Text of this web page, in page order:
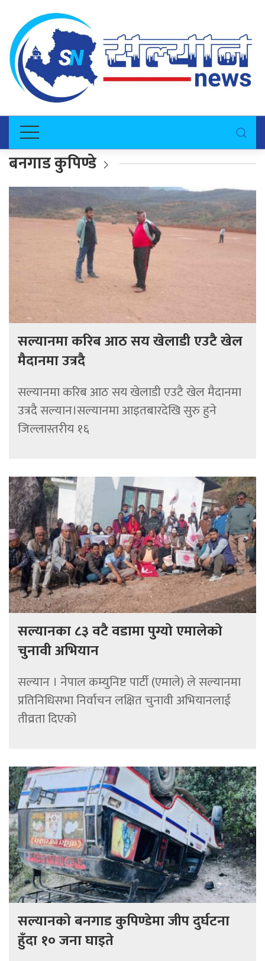
बनगाड कुपिण्डे
सल्यानमा करिब आठ सय खेलाडी एउटै खेल
मैदानमा उत्रदै
सल्यानमा करिब आठ सय खेलाडी एउटै खेल मैदानमा
उत्रदै सल्यान।सल्यानमा आइतबारदेखि सुरु हुने
जिल्लास्तरीय १६
सल्यानका ८३ वटै वडामा पुग्यो एमालेको
चुनावी अभियान
सल्यान‌‌ । नेपाल कम्युनिष्ट पार्टी (एमाले) ले सल्यानमा
प्रतिनिधिसभा निर्वाचन लक्षित चुनावी अभियानलाई
तीव्रता दिएको
सल्यानको बनगाड कुपिण्डेमा जीप दुर्घटना
हुँदा १० जना घाइते